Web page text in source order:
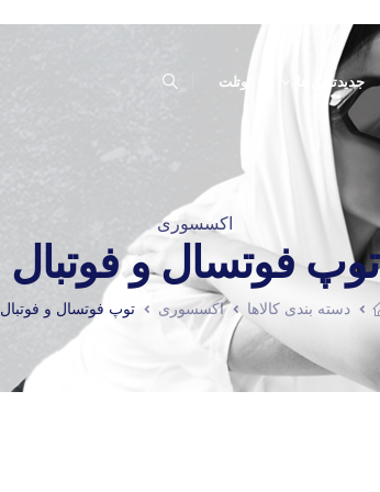
جدیدترین ها اوتلت
اکسسوری
توپ فوتسال و فوتبال
دسته بندی کالاها اکسسوری توپ فوتسال و فوتبال